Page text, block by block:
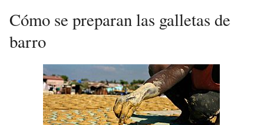
Cómo se preparan las galletas de
barro